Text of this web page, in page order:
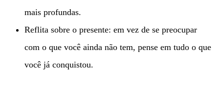
mais profundas.
Reflita sobre o presente: em vez de se preocupar
com o que você ainda não tem, pense em tudo o que
você já conquistou.